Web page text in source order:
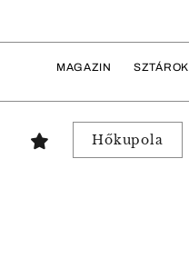
MAGAZIN SZTÁROK
Hőkupola